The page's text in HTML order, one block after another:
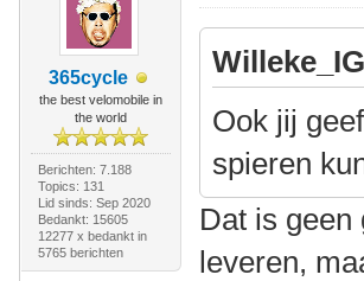
365cycle
the best velomobile in
the world
Berichten: 7.188
Topics: 131
Lid sinds: Sep 2020
Bedankt: 15605
12277 x bedankt in
5765 berichten
Ook jij
spieren
Dat is geen
leveren,